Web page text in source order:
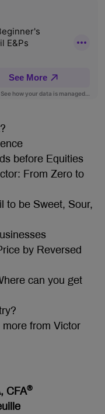
before Equities
From Zero to
to be Sweet, Sour,
by Reversed
can you get
from Victor
CFA®